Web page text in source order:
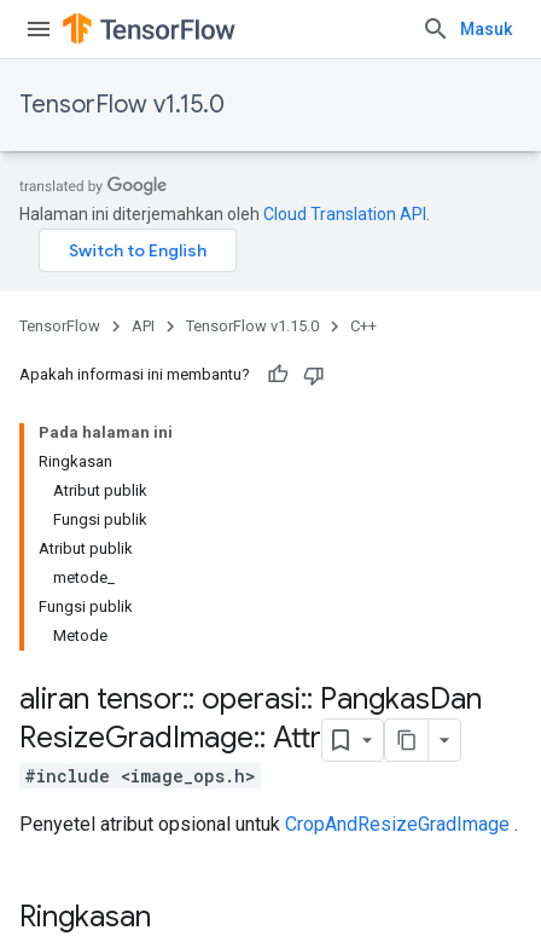
Masuk
TensorFlow v1.15.0
Halaman ini diterjemahkan oleh Cloud Translation API
TensorFlow API TensorFlow v1.15.0 C++
Apakah informasi ini membantu?
Pada halaman ini
Ringkasan
Atribut publik
Fungsi publik
Atribut publik
metode_
Fungsi publik
Metode
aliran tensor:: operasi:: PangkasDan
ResizeGradImage:: Attr
#include <image_ops.h>
Penyetel atribut opsional untuk CropAndResizeGradImage .
Ringkasan